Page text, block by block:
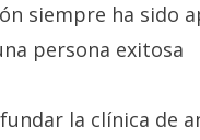
siempre ha sido
persona exitosa
la clínica de